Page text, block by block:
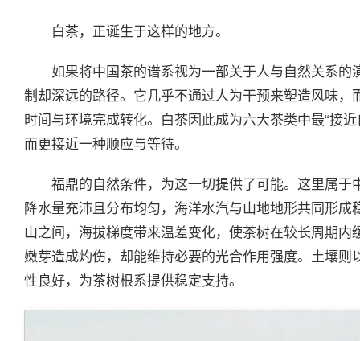
白茶，正诞生于这样的地方。
如果将中国茶的谱系视为一部关于人与自然关系
制却深远的路径。它几乎不通过人为干预来塑造风味
时间与环境完成转化。白茶因此成为六大茶类中最“接
而更接近一种顺应与等待。
福鼎的自然条件，为这一切提供了可能。这里属
降水量充沛且分布均匀，海洋水汽与山地地形共同形
山之间，海拔梯度带来温差变化，使茶树在较长周期
嫩芽造成灼伤，却能维持必要的光合作用强度。土壤
性良好，为茶树根系提供稳定支持。